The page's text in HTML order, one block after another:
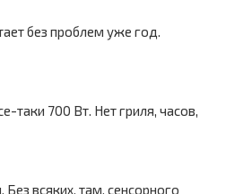
без проблем уже год.
таки 700 Вт. Нет гриля, часов,
всяких, там, сенсорного